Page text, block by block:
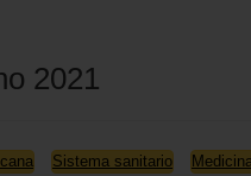
2021
Sistema sanitario